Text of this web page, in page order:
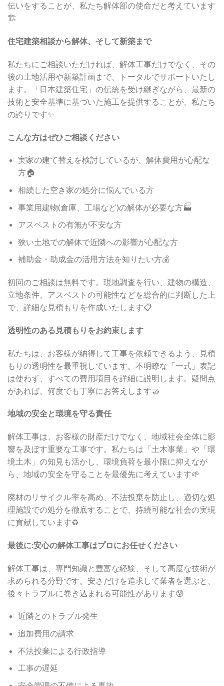
伝いをすることが、私たち解体部の使命だと考えています
🏗️
住宅建築相談から解体、そして新築まで
私たちにご相談いただければ、解体工事だけでなく、その
後の土地活用や新築計画まで、トータルでサポートいたし
ます。「日本建築住宅」の伝統を受け継ぎながら、最新の
技術と安全基準に基づいた施工を提供することが、私たち
の誇りです✨
こんな方はぜひご相談ください
実家の建て替えを検討しているが、解体費用が心配な
方🏠
相続した空き家の処分に悩んでいる方
事業用建物(倉庫、工場など)の解体が必要な方🏭
アスベストの有無が不安な方
狭い土地での解体で近隣への影響が心配な方
補助金・助成金の活用方法を知りたい方💰
初回のご相談は無料です。現地調査を行い、建物の構造、
立地条件、アスベストの可能性などを総合的に判断した上
で、詳細な見積もりを作成いたします📋
透明性のある見積もりをお約束します
私たちは、お客様が納得して工事を依頼できるよう、見積
もりの透明性を最重視しています。不明瞭な「一式」表記
は使わず、すべての費用項目を詳細に説明します。疑問点
があれば、何度でも丁寧にお答えします🤝
地域の安全と環境を守る責任
解体工事は、お客様の財産だけでなく、地域社会全体に影
響を及ぼす重要な工事です。私たちは「土木事業」や「環
境土木」の知見も活かし、環境負荷を最小限に抑えなが
ら、地域の安全を守ることを最優先に考えています🌱
廃材のリサイクル率を高め、不法投棄を防止し、適切な処
理施設での処分を徹底することで、持続可能な社会の実現
に貢献しています♻️
最後に:安心の解体工事はプロにお任せください
解体工事は、専門知識と豊富な経験、そして高度な技術が
求められる分野です。安さだけを追求して業者を選ぶと、
後々トラブルに巻き込まれる可能性があります😰
近隣とのトラブル発生
追加費用の請求
不法投棄による行政指導
工事の遅延